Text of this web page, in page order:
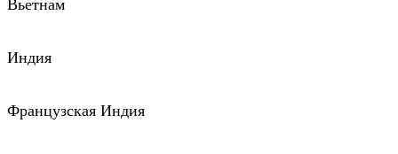
Вьетнам
Индия
Французская Индия